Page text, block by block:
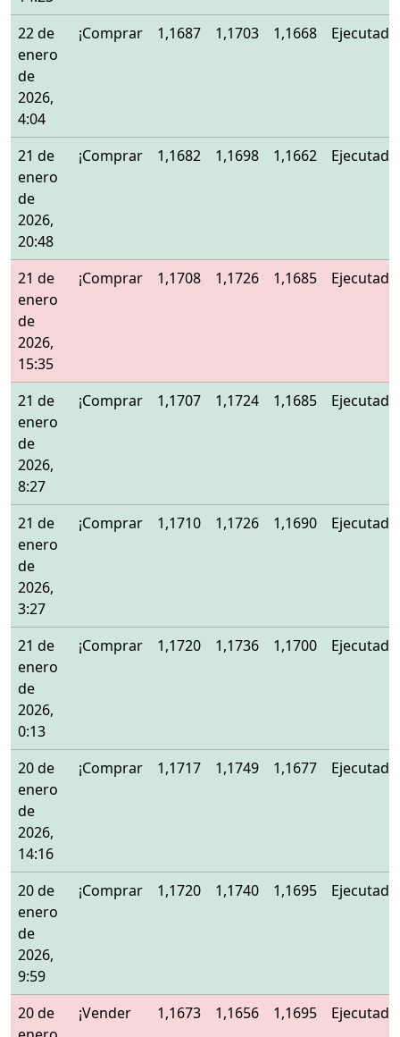
22 de
enero
de
2026,
4:04
¡Comprar 1,1687 1,1703 1,1668 Ejecutado
21 de
enero
de
2026,
20:48
¡Comprar 1,1682 1,1698 1,1662 Ejecutado
21 de
enero
de
2026,
15:35
¡Comprar 1,1708 1,1726 1,1685 Ejecutado
21 de
enero
de
2026,
8:27
¡Comprar 1,1707 1,1724 1,1685 Ejecutado
21 de
enero
de
2026,
3:27
¡Comprar 1,1710 1,1726 1,1690 Ejecutado
21 de
enero
de
2026,
0:13
¡Comprar 1,1720 1,1736 1,1700 Ejecutado
20 de
enero
de
2026,
14:16
¡Comprar 1,1717 1,1749 1,1677 Ejecutado
20 de
enero
de
2026,
9:59
¡Comprar 1,1720 1,1740 1,1695 Ejecutado
20 de
¡Vender 1,1673 1,1656 1,1695 Ejecutado